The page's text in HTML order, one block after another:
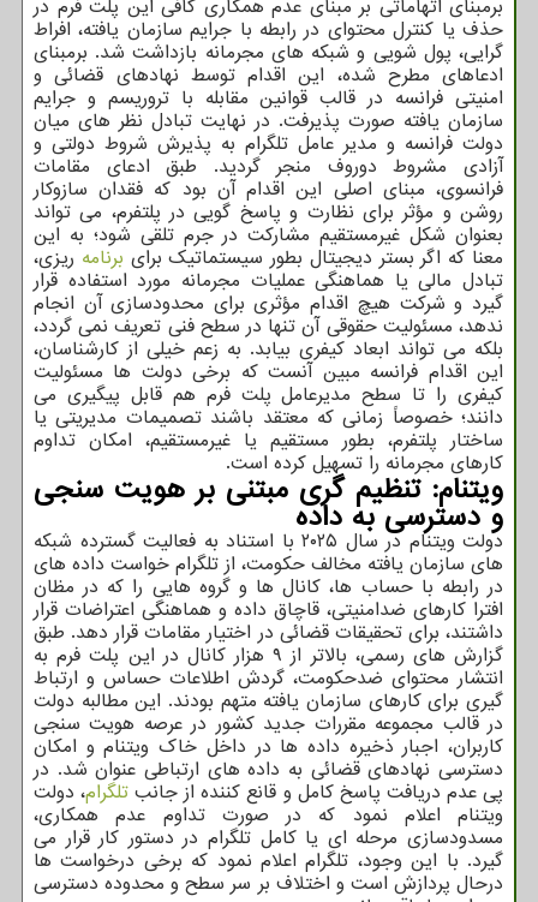
برمبنای اتهاماتی بر مبنای عدم همکاری کافی این پلت فرم در
حذف یا کنترل محتوای در رابطه با جرایم سازمان یافته، افراط
گرایی، پول شویی و شبکه های مجرمانه بازداشت شد. برمبنای
ادعاهای مطرح شده، این اقدام توسط نهادهای قضائی و
امنیتی فرانسه در قالب قوانین مقابله با تروریسم و جرایم
سازمان یافته صورت پذیرفت. در نهایت تبادل نظر های میان
دولت فرانسه و مدیر عامل تلگرام به پذیرش شروط دولتی و
آزادی مشروط دوروف منجر گردید. طبق ادعای مقامات
فرانسوی، مبنای اصلی این اقدام آن بود که فقدان سازوکار
روشن و مؤثر برای نظارت و پاسخ گویی در پلتفرم، می تواند
بعنوان شکل غیرمستقیم مشارکت در جرم تلقی شود؛ به این
معنا که اگر بستر دیجیتال بطور سیستماتیک برای برنامه ریزی،
تبادل مالی یا هماهنگی عملیات مجرمانه مورد استفاده قرار
گیرد و شرکت هیچ اقدام مؤثری برای محدودسازی آن انجام
ندهد، مسئولیت حقوقی آن تنها در سطح فنی تعریف نمی گردد،
بلکه می تواند ابعاد کیفری بیابد. به زعم خیلی از کارشناسان،
این اقدام فرانسه مبین آنست که برخی دولت ها مسئولیت
کیفری را تا سطح مدیرعامل پلت فرم هم قابل پیگیری می
دانند؛ خصوصاً زمانی که معتقد باشند تصمیمات مدیریتی یا
ساختار پلتفرم، بطور مستقیم یا غیرمستقیم، امکان تداوم
کارهای مجرمانه را تسهیل کرده است.
ویتنام: تنظیم گری مبتنی بر هویت سنجی
و دسترسی به داده
دولت ویتنام در سال ۲۰۲۵ با استناد به فعالیت گسترده شبکه
های سازمان یافته مخالف حکومت، از تلگرام خواست داده های
در رابطه با حساب ها، کانال ها و گروه هایی را که در مظان
افترا کارهای ضدامنیتی، قاچاق داده و هماهنگی اعتراضات قرار
داشتند، برای تحقیقات قضائی در اختیار مقامات قرار دهد. طبق
گزارش های رسمی، بالاتر از ۹ هزار کانال در این پلت فرم به
انتشار محتوای ضدحکومت، گردش اطلاعات حساس و ارتباط
گیری برای کارهای سازمان یافته متهم بودند. این مطالبه دولت
در قالب مجموعه مقررات جدید کشور در عرصه هویت سنجی
کاربران، اجبار ذخیره داده ها در داخل خاک ویتنام و امکان
دسترسی نهادهای قضائی به داده های ارتباطی عنوان شد. در
پی عدم دریافت پاسخ کامل و قانع کننده از جانب تلگرام، دولت
ویتنام اعلام نمود که در صورت تداوم عدم همکاری،
مسدودسازی مرحله ای یا کامل تلگرام در دستور کار قرار می
گیرد. با این وجود، تلگرام اعلام نمود که برخی درخواست ها
درحال پردازش است و اختلاف بر سر سطح و محدوده دسترسی